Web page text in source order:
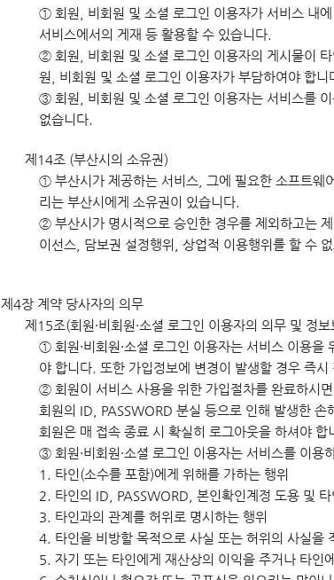
① 회원, 비회원 및 소셜 로그인 이용자가 서비스 내
서비스에서의 게재 등 활용할 수 있습니다.
② 회원, 비회원 및 소셜 로그인 이용자의 게시물이
원, 비회원 및 소셜 로그인 이용자가 부담하여야 합니
③ 회원, 비회원 및 소셜 로그인 이용자는 서비스를
없습니다.
제14조 (부산시의 소유권)
① 부산시가 제공하는 서비스, 그에 필요한 소프트웨
리는 부산시에게 소유권이 있습니다.
② 부산시가 명시적으로 승인한 경우를 제외하고는
이선스, 담보권 설정행위, 상업적 이용행위를 할 수
제4장 계약 당사자의 의무
제15조(회원·비회원·소셜 로그인 이용자의 의무 및 정보
① 회원·비회원·소셜 로그인 이용자는 서비스 이용
야 합니다. 또한 가입정보에 변경이 발생할 경우 즉시
② 회원이 서비스 사용을 위한 가입절차를 완료하시
회원의 ID, PASSWORD 분실 등으로 인해 발생한 손
회원은 매 접속 종료 시 확실히 로그아웃을 하셔야 합
③ 회원·비회원·소셜 로그인 이용자는 서비스를 이용
1. 타인(소수를 포함)에게 위해를 가하는 행위
2. 타인의 ID, PASSWORD, 본인확인계정 도용 및 타
3. 타인과의 관계를 허위로 명시하는 행위
4. 타인을 비방할 목적으로 사실 또는 허위의 사실을
5. 자기 또는 타인에게 재산상의 이익을 주거나 타인